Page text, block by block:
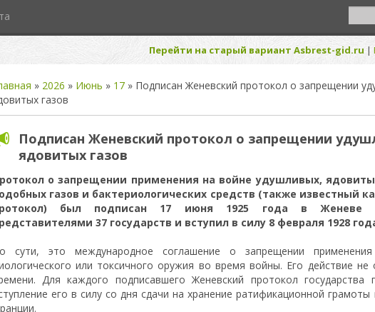
Перейти на старый вариант Asbrest-gid.ru |
» 2026 » Июнь » 17» Подписан Женевский протокол о запрещении
газов
Подписан Женевский протокол о запрещении
ядовитых газов
о запрещении применения на войне удушливых,
газов и бактериологических средств (также известный
был подписан 17 июня 1925 года в Женеве
37 государств и вступил в силу 8 февраля 1928
сути, это международное соглашение о запрещении применения
или токсичного оружия во время войны. Его действие не
Для каждого подписавшего Женевский протокол государства
его в силу со дня сдачи на хранение ратификационной грамоты